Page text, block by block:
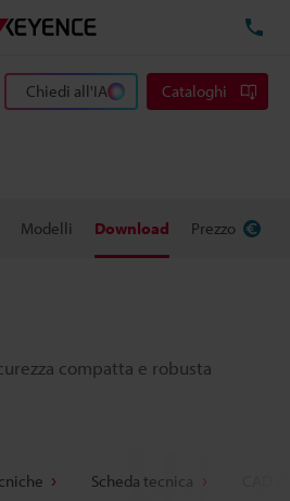
Chiedi all'IA Cataloghi
Modelli Download Prezzo
compatta e robusta
Scheda tecnica